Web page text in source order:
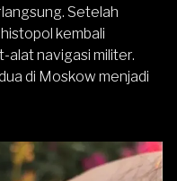
Setelah
kembali
alat navigasi militer.
di Moskow menjadi